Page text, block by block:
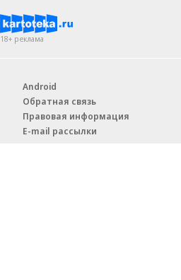
18+ реклама
Android
Обратная связь
Правовая информация
E-mail рассылки